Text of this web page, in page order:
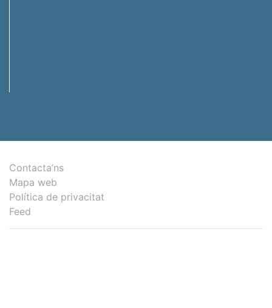
Contacta’ns
Mapa web
Política de privacitat
Feed